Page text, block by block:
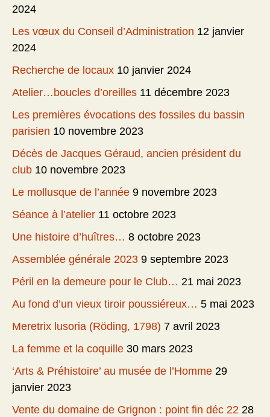
2024
Les vœux du Conseil d’Administration 12 janvier
2024
Recherche de locaux 10 janvier 2024
Atelier…boucles d’oreilles 11 décembre 2023
Les premières évocations des fossiles du bassin
parisien 10 novembre 2023
Décès de Jacques Géraud, ancien président du
club 10 novembre 2023
Le mollusque de l’année 9 novembre 2023
Séance à l’atelier 11 octobre 2023
Une histoire d’huîtres… 8 octobre 2023
Assemblée générale 2023 9 septembre 2023
Péril en la demeure pour le Club… 21 mai 2023
Au fond d’un vieux tiroir poussiéreux… 5 mai 2023
Meretrix lusoria (Röding, 1798) 7 avril 2023
La femme et la coquille 30 mars 2023
‘Arts & Préhistoire’ au musée de l’Homme 29
janvier 2023
Vente du domaine de Grignon : point fin déc 22 28